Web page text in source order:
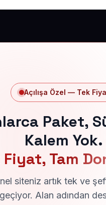
Açılışa Özel — Tek
Paket,
Kalem Yok.
Fiyat, Tam
siteniz artık tek ve
Alan adından